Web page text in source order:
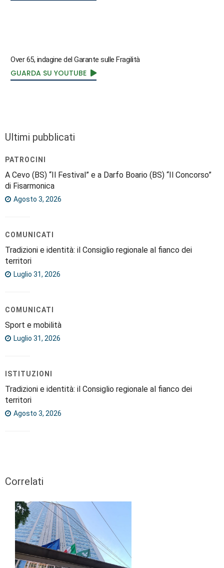
Over 65, indagine del Garante sulle Fragilità
GUARDA SU YOUTUBE
Ultimi pubblicati
PATROCINI
A Cevo (BS) “Il Festival” e a Darfo Boario (BS) “Il Concorso”
di Fisarmonica
Agosto 3, 2026
COMUNICATI
Tradizioni e identità: il Consiglio regionale al fianco dei
territori
Luglio 31, 2026
COMUNICATI
Sport e mobilità
Luglio 31, 2026
ISTITUZIONI
Tradizioni e identità: il Consiglio regionale al fianco dei
territori
Agosto 3, 2026
Correlati